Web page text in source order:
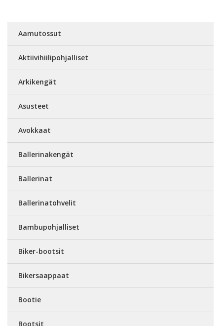
Aamutossut
Aktiivihiilipohjalliset
Arkikengät
Asusteet
Avokkaat
Ballerinakengät
Ballerinat
Ballerinatohvelit
Bambupohjalliset
Biker-bootsit
Bikersaappaat
Bootie
Bootsit